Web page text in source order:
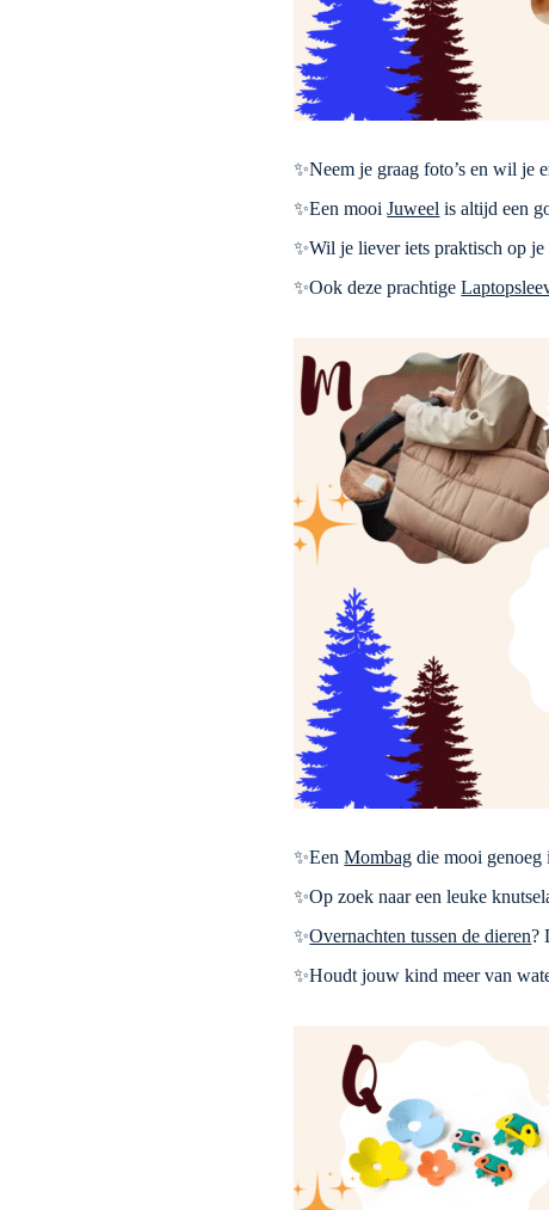
✨Neem je graag foto’s en wil je
✨Een mooiJuweel is altijd een
✨Wil je liever iets praktisch op
✨Ook deze prachtige
✨EenMombag die mooi genoeg
✨Op zoek naar een leuke
✨Overnachten tussen de dieren?
✨Houdt jouw kind meer van